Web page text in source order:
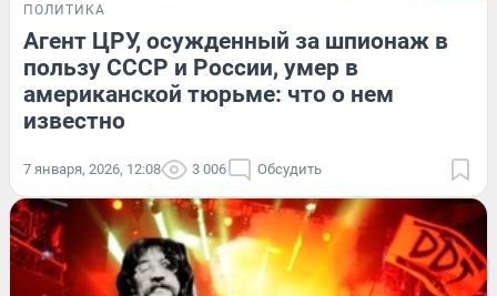
ПОЛИТИКА
Агент ЦРУ, осужденный за шпионаж в
пользу СССР и России, умер в
американской тюрьме: что о нем
известно
7 января, 2026, 12:08 3 006 Обсудить